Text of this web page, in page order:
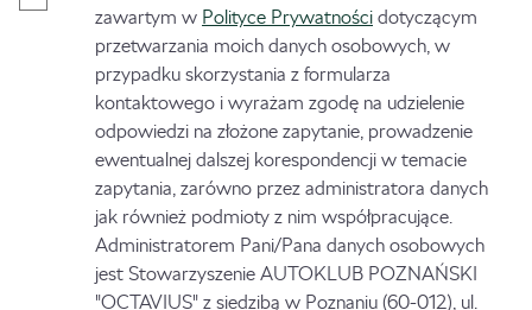
zawartym w Polityce Prywatności dotyczącym
przetwarzania moich danych osobowych, w
przypadku skorzystania z formularza
kontaktowego i wyrażam zgodę na udzielenie
odpowiedzi na złożone zapytanie, prowadzenie
ewentualnej dalszej korespondencji w temacie
zapytania, zarówno przez administratora danych
jak również podmioty z nim współpracujące.
Administratorem Pani/Pana danych osobowych
jest Stowarzyszenie AUTOKLUB POZNAŃSKI
"OCTAVIUS" z siedzibą w Poznaniu (60-012), ul.